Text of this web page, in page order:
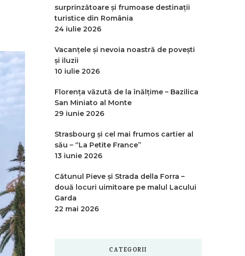
surprinzătoare și frumoase destinații
turistice din România
24 iulie 2026
Vacanțele și nevoia noastră de povești
și iluzii
10 iulie 2026
Florența văzută de la înălțime – Bazilica
San Miniato al Monte
29 iunie 2026
Strasbourg și cel mai frumos cartier al
său – “La Petite France”
13 iunie 2026
Cătunul Pieve și Strada della Forra –
două locuri uimitoare pe malul Lacului
Garda
22 mai 2026
CATEGORII